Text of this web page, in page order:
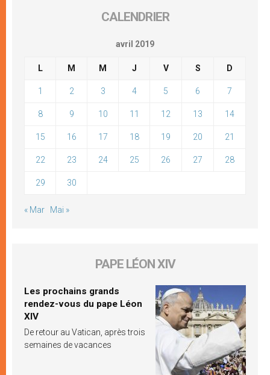
CALENDRIER
avril 2019
L M M J V S D
1 2 3 4 5 6 7
8 9 10 11 12 13 14
15 16 17 18 19 20 21
22 23 24 25 26 27 28
29 30
« Mar Mai »
PAPE LÉON XIV
Les prochains grands
rendez-vous du pape Léon
XIV
De retour au Vatican, après trois
semaines de vacances